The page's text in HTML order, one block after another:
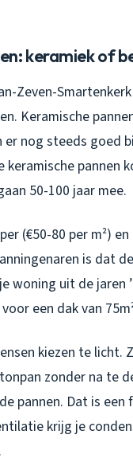
keramiek of
Zeven-
Keramische
er nog steeds goed
pannen
50-100 jaar mee.
(€50-80 per m²)
is dat
woning uit de jaren
een dak van
kiezen te licht.
zonder na te
pannen. Dat is een
krijg je